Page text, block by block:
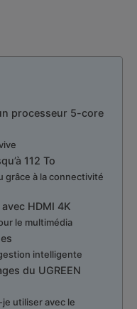
processeur 5-core
112 To
grâce à la connectivité
HDMI 4K
le multimédia
intelligente
du UGREEN
utiliser avec le